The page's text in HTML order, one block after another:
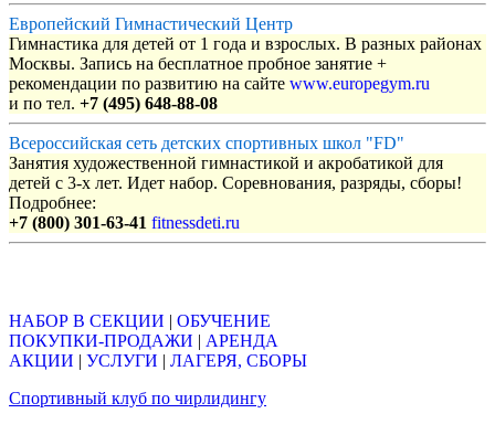
Европейский Гимнастический Центр
Гимнастика для детей от 1 года и взрослых. В разных районах
Москвы. Запись на бесплатное пробное занятие +
рекомендации по развитию на сайте www.europegym.ru
и по тел. +7 (495) 648-88-08
Всероссийская сеть детских спортивных школ "FD"
Занятия художественной гимнастикой и акробатикой для
детей с 3-х лет. Идет набор. Соревнования, разряды, сборы!
Подробнее:
+7 (800) 301-63-41 fitnessdeti.ru
НАБОР В СЕКЦИИ | ОБУЧЕНИЕ
ПОКУПКИ-ПРОДАЖИ | АРЕНДА
АКЦИИ | УСЛУГИ | ЛАГЕРЯ, СБОРЫ
Спортивный клуб по чирлидингу